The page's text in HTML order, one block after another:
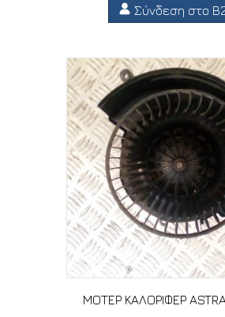
Σύνδεση στο
ΜΟΤΕΡ ΚΑΛΟΡΙΦΕΡ